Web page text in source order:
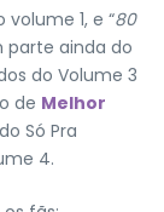
volume 1, e “80
parte ainda do
do Volume 3
de Melhor
Só Pra
4.